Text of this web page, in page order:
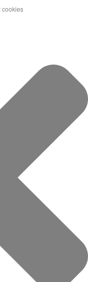
cookies